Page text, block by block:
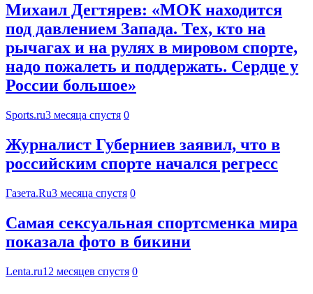
Михаил Дегтярев: «МОК находится
под давлением Запада. Тех, кто на
рычагах и на рулях в мировом спорте,
надо пожалеть и поддержать. Сердце у
России большое»
Sports.ru3 месяца спустя 0
Журналист Губерниев заявил, что в
российским спорте начался регресс
Газета.Ru3 месяца спустя 0
Самая сексуальная спортсменка мира
показала фото в бикини
Lenta.ru12 месяцев спустя 0